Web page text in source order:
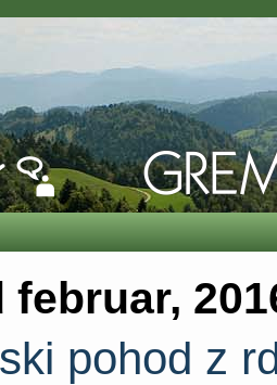
februar,
pohod z